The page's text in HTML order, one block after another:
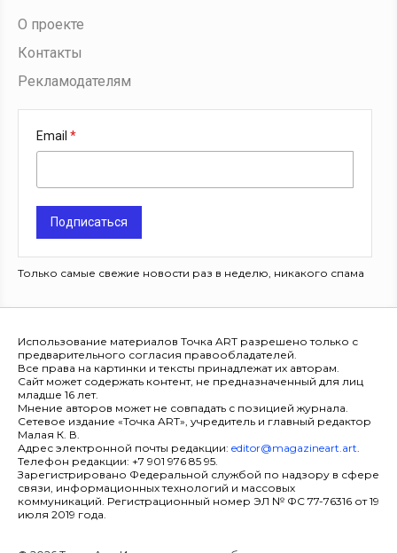
О проекте
Контакты
Рекламодателям
Email
Подписаться
Только самые свежие новости раз в неделю, никакого спама
Использование материалов Точка ART разрешено только с
предварительного согласия правообладателей.
Все права на картинки и тексты принадлежат их авторам.
Сайт может содержать контент, не предназначенный для лиц
младше 16 лет.
Мнение авторов может не совпадать с позицией журнала.
Сетевое издание «Точка ART», учредитель и главный редактор
Малая К. В.
Адрес электронной почты редакции: editor@magazineart.art.
Телефон редакции: +7 901 976 85 95.
Зарегистрировано Федеральной службой по надзору в сфере
связи, информационных технологий и массовых
коммуникаций. Регистрационный номер ЭЛ № ФС 77-76316 от 19
июля 2019 года.